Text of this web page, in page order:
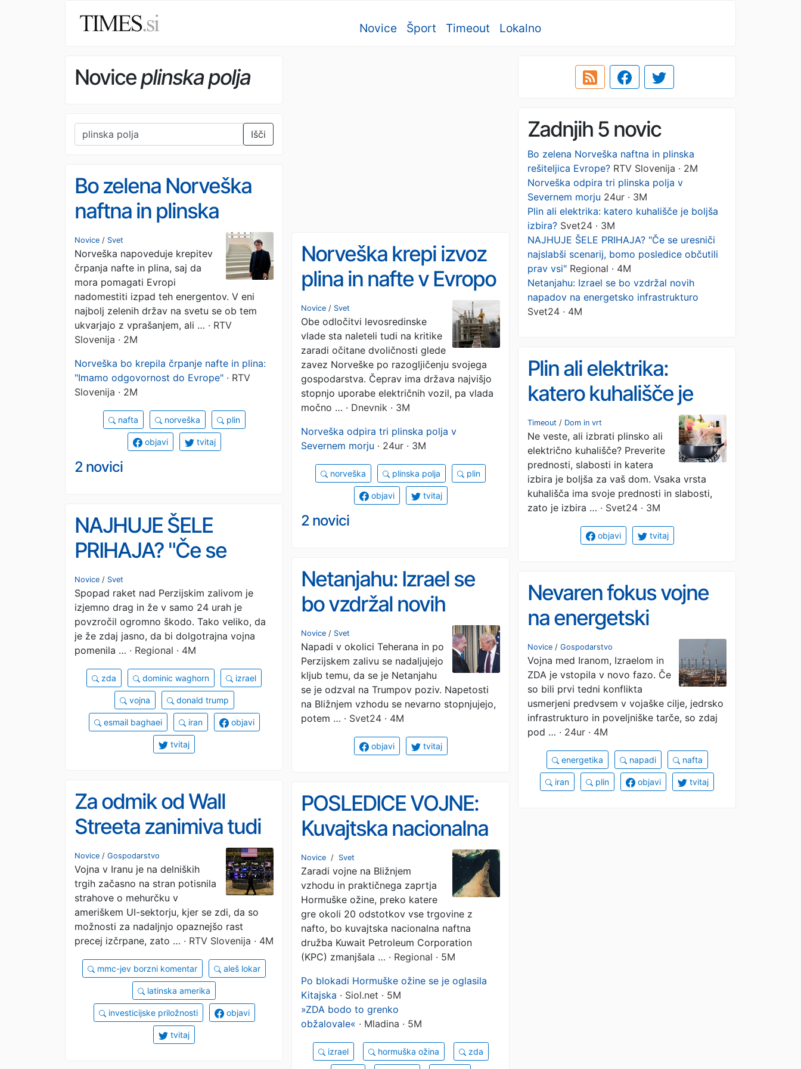
Novice Šport Timeout Lokalno
Noviceplinska polja
Išči Zadnjih 5 novic
Bo zelena Norveška naftna in plinska
rešiteljica Evrope? RTV Slovenija · 2M
Norveška odpira tri plinska polja v
Severnem morju 24ur · 3M
Plin ali elektrika: katero kuhališče je boljša
izbira? Svet24 · 3M
NAJHUJE ŠELE PRIHAJA? "Če se uresniči
najslabši scenarij, bomo posledice občutili
prav vsi" Regional · 4M
Netanjahu: Izrael se bo vzdržal novih
napadov na energetsko infrastrukturo
Svet24 · 4M
Bo zelena Norveška
naftna in plinska
rešiteljica Evrope?
Novice / Svet
Norveška napoveduje krepitev
črpanja nafte in plina, saj da
mora pomagati Evropi
nadomestiti izpad teh energentov. V eni
najbolj zelenih držav na svetu se ob tem
ukvarjajo z vprašanjem, ali … · RTV
Slovenija · 2M
Norveška bo krepila črpanje nafte in plina:
"Imamo odgovornost do Evrope" · RTV
Slovenija · 2M
nafta norveška plin
objavi tvitaj
2 novici
Norveška krepi izvoz
plina in nafte v Evropo
z novimi plinskimi polji
Novice / Svet
Obe odločitvi levosredinske
vlade sta naleteli tudi na kritike
zaradi očitane dvoličnosti glede
zavez Norveške po razogljičenju svojega
gospodarstva. Čeprav ima država najvišjo
stopnjo uporabe električnih vozil, pa vlada
močno … · Dnevnik · 3M
Norveška odpira tri plinska polja v
Severnem morju · 24ur · 3M
norveška plinska polja plin
objavi tvitaj
2 novici
Plin ali elektrika:
katero kuhališče je
boljša izbira?
Timeout / Dom in vrt
Ne veste, ali izbrati plinsko ali
električno kuhališče? Preverite
prednosti, slabosti in katera
izbira je boljša za vaš dom. Vsaka vrsta
kuhališča ima svoje prednosti in slabosti,
zato je izbira … · Svet24 · 3M
objavi tvitaj
NAJHUJE ŠELE
PRIHAJA? "Če se
uresniči najslabši
scenarij, bomo
posledice občutili
prav vsi"
Novice / Svet
Spopad raket nad Perzijskim zalivom je
izjemno drag in že v samo 24 urah je
povzročil ogromno škodo. Tako veliko, da
je že zdaj jasno, da bi dolgotrajna vojna
pomenila … · Regional · 4M
zda dominic waghorn izrael
vojna donald trump
esmail baghaei iran objavi
tvitaj
Netanjahu: Izrael se
bo vzdržal novih
napadov na
energetsko
infrastrukturo
Novice / Svet
Napadi v okolici Teherana in po
Perzijskem zalivu se nadaljujejo
kljub temu, da se je Netanjahu
se je odzval na Trumpov poziv. Napetosti
na Bližnjem vzhodu se nevarno stopnjujejo,
potem … · Svet24 · 4M
objavi tvitaj
Nevaren fokus vojne
na energetski
infrastrukturi: kam
bodo poletele cene?
Novice / Gospodarstvo
Vojna med Iranom, Izraelom in
ZDA je vstopila v novo fazo. Če
so bili prvi tedni konflikta
usmerjeni predvsem v vojaške cilje, jedrsko
infrastrukturo in poveljniške tarče, so zdaj
pod … · 24ur · 4M
energetika napadi nafta
iran plin objavi tvitaj
Za odmik od Wall
Streeta zanimiva tudi
Latinska Amerika
Novice / Gospodarstvo
Vojna v Iranu je na delniških
trgih začasno na stran potisnila
strahove o mehurčku v
ameriškem UI-sektorju, kjer se zdi, da so
možnosti za nadaljnjo opaznejšo rast
precej izčrpane, zato … · RTV Slovenija · 4M
mmc-jev borzni komentar aleš lokar
latinska amerika
investicijske priložnosti objavi
tvitaj
POSLEDICE VOJNE:
Kuvajtska nacionalna
naftna družba v
zmanjšanje
proizvodnje nafte
Novice / Svet
Zaradi vojne na Bližnjem
vzhodu in praktičnega zaprtja
Hormuške ožine, preko katere
gre okoli 20 odstotkov vse trgovine z
nafto, bo kuvajtska nacionalna naftna
družba Kuwait Petroleum Corporation
(KPC) zmanjšala … · Regional · 5M
Po blokadi Hormuške ožine se je oglasila
Kitajska · Siol.net · 5M
»ZDA bodo to grenko
obžalovale« · Mladina · 5M
izrael hormuška ožina zda